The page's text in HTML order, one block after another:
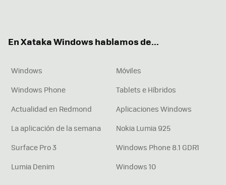
En Xataka Windows hablamos de...
Windows
Móviles
Windows Phone
Tablets e Híbridos
Actualidad en Redmond
Aplicaciones Windows
La aplicación de la semana
Nokia Lumia 925
Surface Pro 3
Windows Phone 8.1 GDR1
Lumia Denim
Windows 10